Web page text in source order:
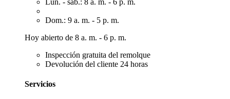
Lun. - sáb.: 8 a. m. - 6 p. m.
Dom.: 9 a. m. - 5 p. m.
Hoy abierto de 8 a. m. - 6 p. m.
Inspección gratuita del remolque
Devolución del cliente 24 horas
Servicios